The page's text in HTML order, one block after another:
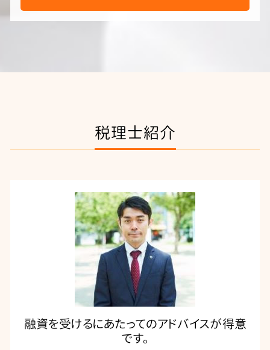
税理士紹介
融資を受けるにあたってのアドバイスが得意
です。